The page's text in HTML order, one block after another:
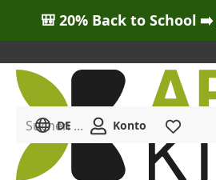
🎒 20% Back to School ➡️
Menü
Suchen ...
DE Konto